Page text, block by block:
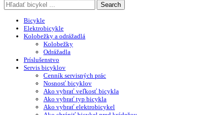
Search
Bicykle
Elektrobicykle
Kolobežky a odrážadlá
Kolobežky
Odrážadla
Príslušenstvo
Servis bicyklov
Cenník servisných prác
Nosnosť bicyklov
Ako vybrať veľkosť bicykla
Ako vybrať typ bicykla
Ako vybrať elektrobicykel